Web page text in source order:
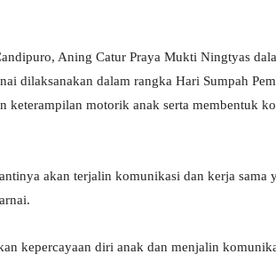
Aning Catur Praya Mukti Ningtyas
dilaksanakan dalam rangka Hari Sumpah
keterampilan motorik anak serta membentuk
akan terjalin komunikasi dan kerja sama
kepercayaan diri anak dan menjalin